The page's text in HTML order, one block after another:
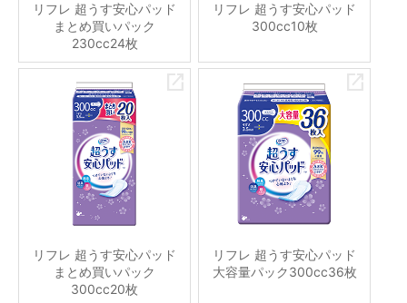
リフレ 超うす安心パッド
まとめ買いパック
230cc24枚
リフレ 超うす安心パッド
300cc10枚
リフレ 超うす安心パッド
まとめ買いパック
300cc20枚
リフレ 超うす安心パッド
大容量パック300cc36枚